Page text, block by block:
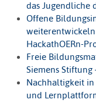
das Jugendliche
Offene
weiterentwickeln
HackathOERn-
Freie
Siemens Stiftung
Nachhaltigkeit
und